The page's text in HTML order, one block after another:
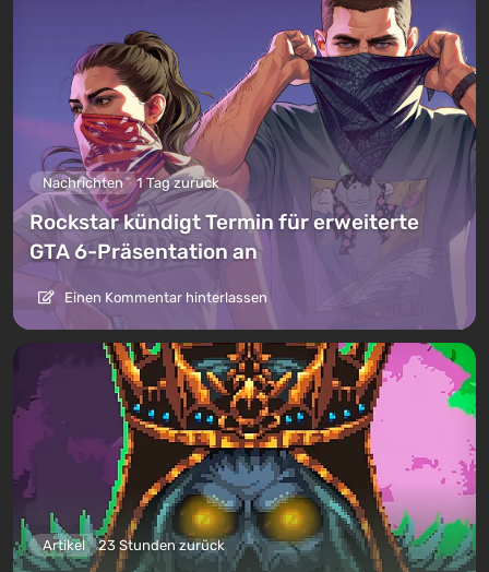
Nachrichten 1 Tag zurück
Rockstar kündigt Termin für erweiterte
GTA 6-Präsentation an
Einen Kommentar hinterlassen
Artikel 23 Stunden zurück